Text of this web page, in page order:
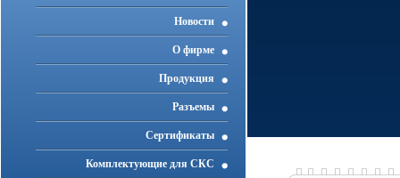
Новости
О фирме
Продукция
Разъемы
Cертификаты
Комплектующие для СКС